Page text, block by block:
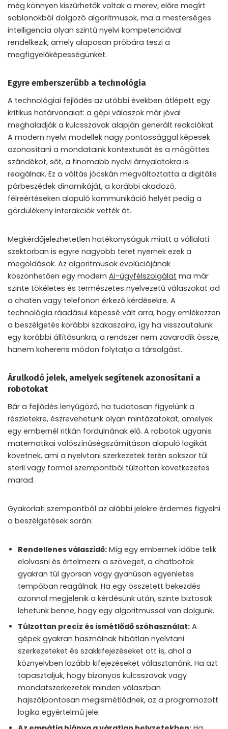
még könnyen kiszűrhetők voltak a merev, előre megírt
sablonokból dolgozó algoritmusok, ma a mesterséges
intelligencia olyan szintű nyelvi kompetenciával
rendelkezik, amely alaposan próbára teszi a
megfigyelőképességünket.
Egyre emberszerűbb a technológia
A technológiai fejlődés az utóbbi években átlépett egy
kritikus határvonalat: a gépi válaszok már jóval
meghaladják a kulcsszavak alapján generált reakciókat.
A modern nyelvi modellek nagy pontossággal képesek
azonosítani a mondataink kontextusát és a mögöttes
szándékot, sőt, a finomabb nyelvi árnyalatokra is
reagálnak. Ez a váltás jócskán megváltoztatta a digitális
párbeszédek dinamikáját, a korábbi akadozó,
félreértéseken alapuló kommunikáció helyét pedig a
gördülékeny interakciók vették át.
Megkérdőjelezhetetlen hatékonyságuk miatt a vállalati
szektorban is egyre nagyobb teret nyernek ezek a
megoldások. Az algoritmusok evolúciójának
köszönhetően egy modern AI-ügyfélszolgálat ma már
szinte tökéletes és természetes nyelvezetű válaszokat ad
a chaten vagy telefonon érkező kérdésekre. A
technológia ráadásul képessé vált arra, hogy emlékezzen
a beszélgetés korábbi szakaszaira, így ha visszautalunk
egy korábbi állításunkra, a rendszer nem zavarodik össze,
hanem koherens módon folytatja a társalgást.
Árulkodó jelek, amelyek segítenek azonosítani a
robotokat
Bár a fejlődés lenyűgöző, ha tudatosan figyelünk a
részletekre, észrevehetünk olyan mintázatokat, amelyek
egy embernél ritkán fordulnának elő. A robotok ugyanis
matematikai valószínűségszámításon alapuló logikát
követnek, ami a nyelvtani szerkezetek terén sokszor túl
steril vagy formai szempontból túlzottan következetes
marad.
Gyakorlati szempontból az alábbi jelekre érdemes figyelni
a beszélgetések során:
Rendellenes válaszidő: Míg egy embernek időbe telik
elolvasni és értelmezni a szöveget, a chatbotok
gyakran túl gyorsan vagy gyanúsan egyenletes
tempóban reagálnak. Ha egy összetett bekezdés
azonnal megjelenik a kérdésünk után, szinte biztosak
lehetünk benne, hogy egy algoritmussal van dolgunk.
Túlzottan precíz és ismétlődő szóhasználat: A
gépek gyakran használnak hibátlan nyelvtani
szerkezeteket és szakkifejezéseket ott is, ahol a
köznyelvben lazább kifejezéseket választanánk. Ha azt
tapasztaljuk, hogy bizonyos kulcsszavak vagy
mondatszerkezetek minden válaszban
hajszálpontosan megismétlődnek, az a programozott
logika egyértelmű jele.